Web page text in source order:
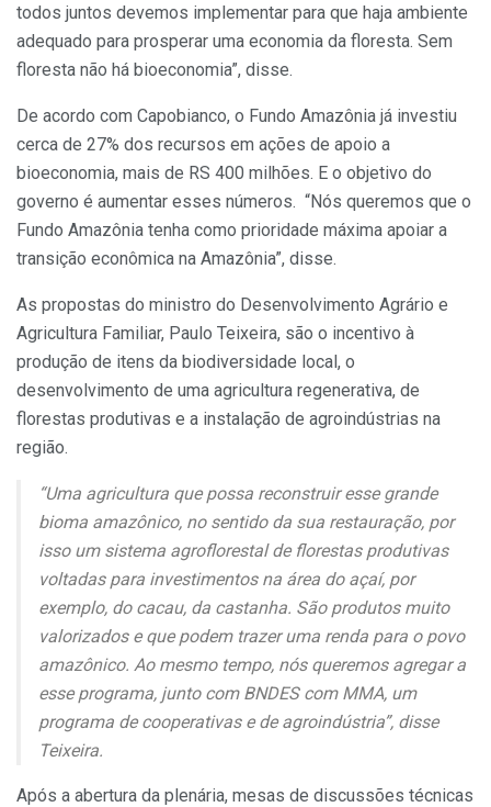
todos juntos devemos implementar para que haja ambiente
adequado para prosperar uma economia da floresta. Sem
floresta não há bioeconomia”, disse.
De acordo com Capobianco, o Fundo Amazônia já investiu
cerca de 27% dos recursos em ações de apoio a
bioeconomia, mais de RS 400 milhões. E o objetivo do
governo é aumentar esses números. “Nós queremos que o
Fundo Amazônia tenha como prioridade máxima apoiar a
transição econômica na Amazônia”, disse.
As propostas do ministro do Desenvolvimento Agrário e
Agricultura Familiar, Paulo Teixeira, são o incentivo à
produção de itens da biodiversidade local, o
desenvolvimento de uma agricultura regenerativa, de
florestas produtivas e a instalação de agroindústrias na
região.
“Uma agricultura que possa reconstruir esse grande
bioma amazônico, no sentido da sua restauração, por
isso um sistema agroflorestal de florestas produtivas
voltadas para investimentos na área do açaí, por
exemplo, do cacau, da castanha. São produtos muito
valorizados e que podem trazer uma renda para o povo
amazônico. Ao mesmo tempo, nós queremos agregar a
esse programa, junto com BNDES com MMA, um
programa de cooperativas e de agroindústria”, disse
Teixeira.
Após a abertura da plenária, mesas de discussões técnicas